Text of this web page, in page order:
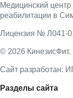
Медицинский
реабилитации в
Лицензия № Л041-
© 2026
Сайт разработан:
Разделы сайта